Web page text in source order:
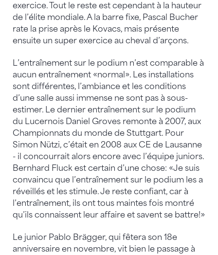
exercice. Tout le reste est cependant à la hauteur
de l’élite mondiale. A la barre fixe, Pascal Bucher
rate la prise après le Kovacs, mais présente
ensuite un super exercice au cheval d’arçons.
L’entraînement sur le podium n’est comparable à
aucun entraînement «normal». Les installations
sont différentes, l’ambiance et les conditions
d’une salle aussi immense ne sont pas à sous-
estimer. Le dernier entraînement sur le podium
du Lucernois Daniel Groves remonte à 2007, aux
Championnats du monde de Stuttgart. Pour
Simon Nützi, c’était en 2008 aux CE de Lausanne
- il concourrait alors encore avec l’équipe juniors.
Bernhard Fluck est certain d’une chose: «Je suis
convaincu que l’entraînement sur le podium les a
réveillés et les stimule. Je reste confiant, car à
l’entraînement, ils ont tous maintes fois montré
qu’ils connaissent leur affaire et savent se battre!»
Le junior Pablo Brägger, qui fêtera son 18e
anniversaire en novembre, vit bien le passage à